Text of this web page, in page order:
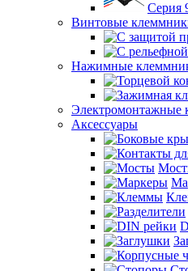
Серия
Винтовые
Нажимные
Электромонтажные
Аксессуары